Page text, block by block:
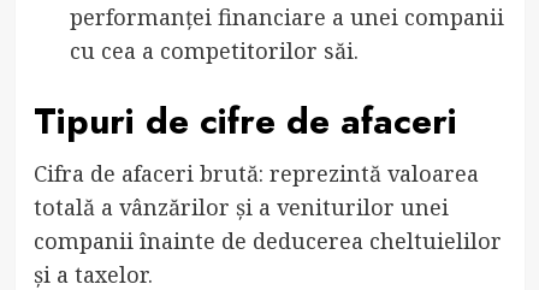
performanței financiare a unei companii
cu cea a competitorilor săi.
Tipuri de cifre de afaceri
Cifra de afaceri brută: reprezintă valoarea
totală a vânzărilor și a veniturilor unei
companii înainte de deducerea cheltuielilor
și a taxelor.